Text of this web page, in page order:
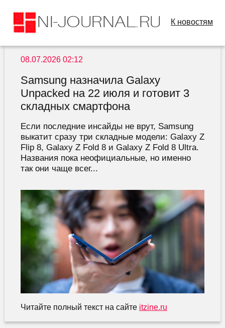
К новостям
08.07.2026 02:12
Samsung назначила Galaxy
Unpacked на 22 июля и готовит 3
складных смартфона
Если последние инсайды не врут, Samsung
выкатит сразу три складные модели: Galaxy Z
Flip 8, Galaxy Z Fold 8 и Galaxy Z Fold 8 Ultra.
Названия пока неофициальные, но именно
так они чаще всег...
Читайте полный текст на сайте itzine.ru